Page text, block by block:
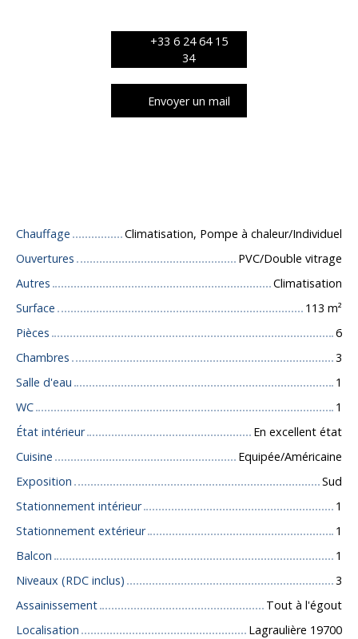
+33 6 24 64 15
34
Envoyer un mail
Chauffage
Climatisation, Pompe à chaleur/Individuel
Ouvertures
PVC/Double vitrage
Autres
Climatisation
Surface
113 m²
Pièces
6
Chambres
3
Salle d'eau
1
WC
1
État intérieur
En excellent état
Cuisine
Equipée/Américaine
Exposition
Sud
Stationnement intérieur
1
Stationnement extérieur
1
Balcon
1
Niveaux (RDC inclus)
3
Assainissement
Tout à l'égout
Localisation
Lagraulière 19700